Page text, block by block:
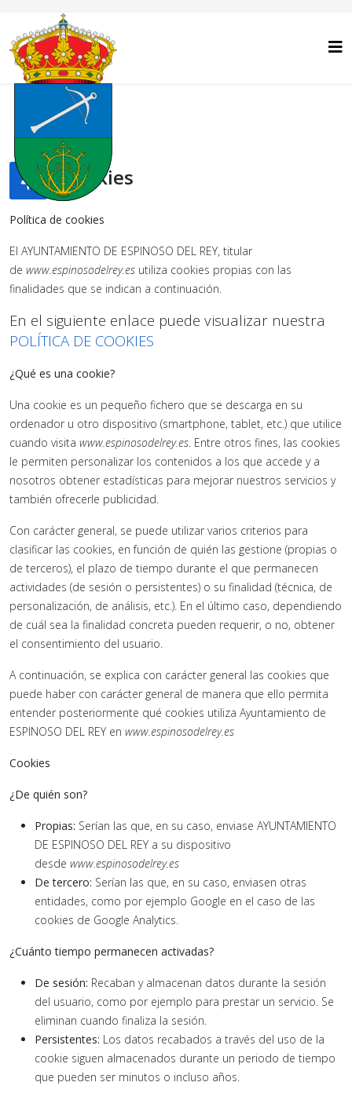
Cookies
Política de cookies
El AYUNTAMIENTO DE ESPINOSO DEL REY, titular
de www.espinosodelrey.es utiliza cookies propias con las
finalidades que se indican a continuación.
En el siguiente enlace puede visualizar nuestra
POLÍTICA DE COOKIES
¿Qué es una cookie?
Una cookie es un pequeño fichero que se descarga en su
ordenador u otro dispositivo (smartphone, tablet, etc.) que utilice
cuando visita www.espinosodelrey.es. Entre otros fines, las cookies
le permiten personalizar los contenidos a los que accede y a
nosotros obtener estadísticas para mejorar nuestros servicios y
también ofrecerle publicidad.
Con carácter general, se puede utilizar varios criterios para
clasificar las cookies, en función de quién las gestione (propias o
de terceros), el plazo de tiempo durante el que permanecen
actividades (de sesión o persistentes) o su finalidad (técnica, de
personalización, de análisis, etc.). En el último caso, dependiendo
de cuál sea la finalidad concreta pueden requerir, o no, obtener
el consentimiento del usuario.
A continuación, se explica con carácter general las cookies que
puede haber con carácter general de manera que ello permita
entender posteriormente qué cookies utiliza Ayuntamiento de
ESPINOSO DEL REY en www.espinosodelrey.es
Cookies
¿De quién son?
Propias: Serían las que, en su caso, enviase AYUNTAMIENTO
DE ESPINOSO DEL REY a su dispositivo
desde www.espinosodelrey.es
De tercero: Serían las que, en su caso, enviasen otras
entidades, como por ejemplo Google en el caso de las
cookies de Google Analytics.
¿Cuánto tiempo permanecen activadas?
De sesión: Recaban y almacenan datos durante la sesión
del usuario, como por ejemplo para prestar un servicio. Se
eliminan cuando finaliza la sesión.
Persistentes: Los datos recabados a través del uso de la
cookie siguen almacenados durante un periodo de tiempo
que pueden ser minutos o incluso años.